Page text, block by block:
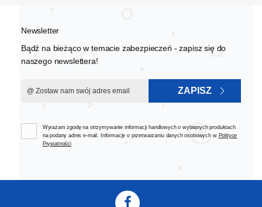
Newsletter
Bądź na bieżąco w temacie zabezpieczeń - zapisz się do
naszego newslettera!
ZAPISZ
Wyrażam zgodę na otrzymywanie informacji handlowych o wybranych produktach
na podany adres e-mail. Informacje o przetwarzaniu danych osobowych w Polityce
Prywatności